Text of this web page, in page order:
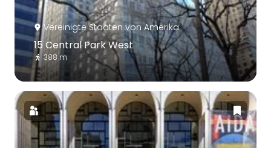
Vereinigte Staaten von Amerika
15 Central Park West
388 m